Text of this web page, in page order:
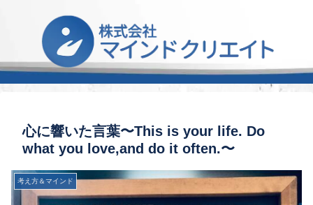
心に響いた言葉〜This is your life. Do
what you love,and do it often.〜
考え方＆マインド